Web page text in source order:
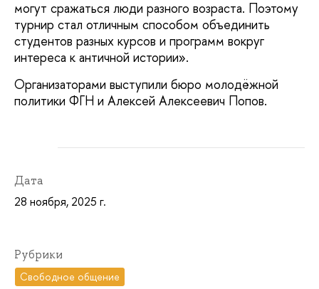
могут сражаться люди разного возраста. Поэтому
турнир стал отличным способом объединить
студентов разных курсов и программ вокруг
интереса к античной истории».
Организаторами выступили бюро молодёжной
политики ФГН и Алексей Алексеевич Попов.
Дата
28 ноября, 2025 г.
Рубрики
Свободное общение